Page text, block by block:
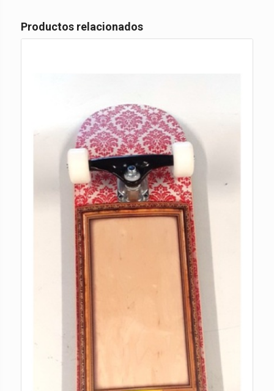
Productos relacionados